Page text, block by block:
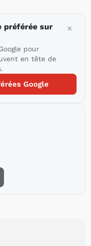
préférée sur
pour
en tête de
Google